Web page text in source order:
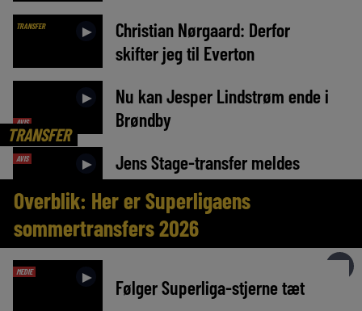
TRANSFER ►
Christian Nørgaard: Derfor
skifter jeg til Everton
AVIS
►
Nu kan Jesper Lindstrøm ende i
Brøndby
AVIS ►
Jens Stage-transfer meldes
kollapset
TRANSFER
►
Overblik: Her er Superligaens
sommertransfers 2026
MEDIE ► Følger Superliga-stjerne tæt